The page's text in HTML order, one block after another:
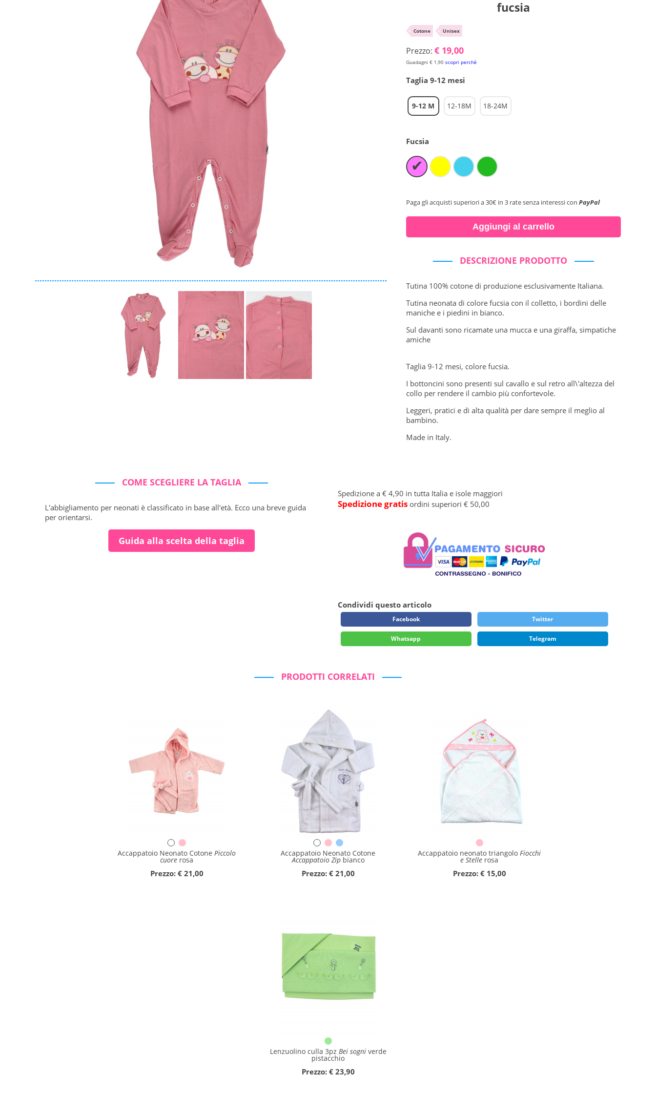
fucsia
• Cotone • Unisex
Prezzo: € 19,00
Guadagni € 1,90 scopri perchè
Taglia 9-12 mesi
9-12 M 12-18M 18-24M
Fucsia
✔
Paga gli acquisti superiori a 30€ in 3 rate senza interessi con PayPal
Aggiungi al carrello
DESCRIZIONE PRODOTTO
Tutina 100% cotone di produzione esclusivamente Italiana.
Tutina neonata di colore fucsia con il colletto, i bordini delle
maniche e i piedini in bianco.
Sul davanti sono ricamate una mucca e una giraffa, simpatiche
amiche
Taglia 9-12 mesi, colore fucsia.
I bottoncini sono presenti sul cavallo e sul retro all\'altezza del
collo per rendere il cambio più confortevole.
Leggeri, pratici e di alta qualità per dare sempre il meglio al
bambino.
Made in Italy.
COME SCEGLIERE LA TAGLIA
L'abbigliamento per neonati è classificato in base all'età. Ecco una breve guida
per orientarsi.
Guida alla scelta della taglia
Spedizione a € 4,90 in tutta Italia e isole maggiori
Spedizione gratis ordini superiori € 50,00
Condividi questo articolo
Facebook Twitter
Whatsapp Telegram
PRODOTTI CORRELATI
Accappatoio Neonato Cotone Piccolo
cuore rosa
Prezzo: € 21,00
Accappatoio Neonato Cotone
Accappatoio Zipbianco
Prezzo: € 21,00
Accappatoio neonato triangolo Fiocchi
e Stelle rosa
Prezzo: € 15,00
Lenzuolino culla 3pz Bei sogniverde
pistacchio
Prezzo: € 23,90
0-1 M
12-18M
Taglia unica
Cotone
Altro
Primavera/Estate
Cerca